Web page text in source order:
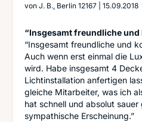
von J. B., Berlin 12167 15.09.2018
“Insgesamt freundliche
“Insgesamt freundliche und
Auch wenn erst einmal die
wird. Habe insgesamt 4
Lichtinstallation anfertigen
gleiche Mitarbeiter, was ich
hat schnell und absolut
sympathische Erscheinung.”